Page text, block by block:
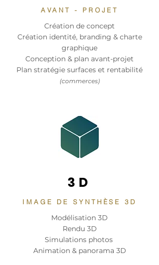
AVANT - PROJET
Création de concept
Création identité, branding & charte
graphique
Conception & plan avant-projet
Plan stratégie surfaces et rentabilité
(commerces)
3D
IMAGE DE SYNTHÈSE 3D
Modélisation 3D
Rendu 3D
Simulations photos
Animation & panorama 3D